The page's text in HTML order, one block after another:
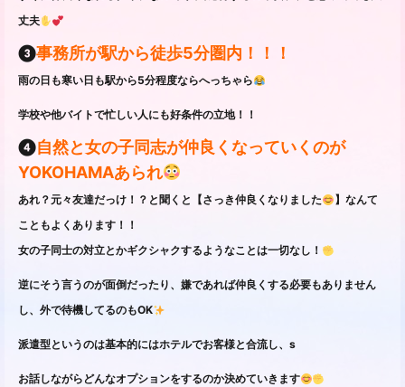
丈夫
❸事務所が駅から徒歩5分圏内！！！
雨の日も寒い日も駅から5分程度ならへっちゃら
学校や他バイトで忙しい人にも好条件の立地！！
❹自然と女の子同志が仲良くなっていくのが
YOKOHAMAあられ
あれ？元々友達だっけ！？と聞くと【さっき仲良くなりました
】なんて
こともよくあります！！
女の子同士の対立とかギクシャクするようなことは一切なし！
逆にそう言うのが面倒だったり、嫌であれば仲良くする必要もありません
し、外で待機してるのもOK
派遣型というのは基本的にはホテルでお客様と合流し、s
お話しながらどんなオプションをするのか決めていきます